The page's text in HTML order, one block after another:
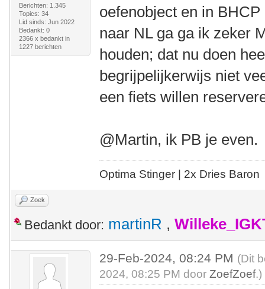
Berichten: 1.345
Topics: 34
Lid sinds: Jun 2022
Bedankt: 0
2366 x bedankt in
1227 berichten
oefenobject en in
naar NL ga ga ik zeker
houden; dat nu doen
begrijpelijkerwijs niet
een fiets willen
@Martin, ik PB je even.
Optima Stinger | 2x Dries Baron
Zoek
Bedankt door: martinR ,
29-Feb-2024, 08:24 PM (Dit
2024, 08:25 PM doorZoefZoef.)